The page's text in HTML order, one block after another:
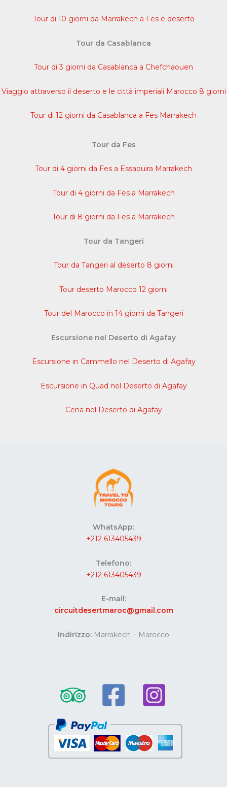
Tour di 10 giorni da Marrakech a Fes e deserto
Tour da Casablanca
Tour di 3 giorni da Casablanca a Chefchaouen
Viaggio attraverso il deserto e le città imperiali Marocco 8 giorni
Tour di 12 giorni da Casablanca a Fes Marrakech
Tour da Fes
Tour di 4 giorni da Fes a Essaouira Marrakech
Tour di 4 giorni da Fes a Marrakech
Tour di 8 giorni da Fes a Marrakech
Tour da Tangeri
Tour da Tangeri al deserto 8 giorni
Tour deserto Marocco 12 giorni
Tour del Marocco in 14 giorni da Tangeri
Escursione nel Deserto di Agafay
Escursione in Cammello nel Deserto di Agafay
Escursione in Quad nel Deserto di Agafay
Cena nel Deserto di Agafay
WhatsApp:
+212 613405439
Telefono:
+212 613405439
E-mail:
circuitdesertmaroc@gmail.com
Indirizzo: Marrakech – Marocco